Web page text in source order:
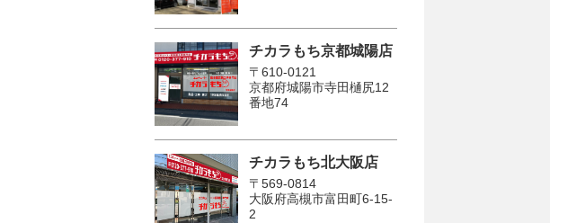
チカラもち京都城陽店
〒610-0121
京都府城陽市寺田樋尻12
番地74
チカラもち北大阪店
〒569-0814
大阪府高槻市富田町6-15-
2